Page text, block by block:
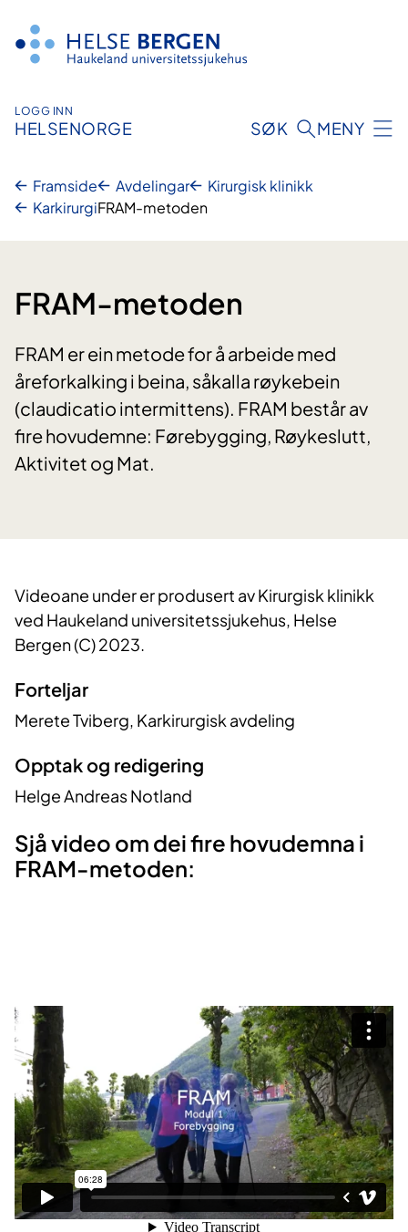
innhald
LOGG INN
HELSENORGE SØK MENY
Framside Avdelingar
Kirurgisk klinikk
KarkirurgiFRAM-metoden
FRAM-metoden
FRAM er ein metode for å arbeide med
åreforkalking i beina, såkalla røykebein
(claudicatio intermittens). FRAM består av
fire hovudemne: Førebygging, Røykeslutt,
Aktivitet og Mat.
​​Videoane under er produsert av Kirurgisk klinikk
ved Haukeland universitetssjukehus, Helse
Bergen (C) 2023.
Forteljar
Merete Tviberg, Karkirurgisk avdeling
Opptak og redigering
Helge Andreas Notland
Sjå video om dei fire hovudemna i
FRAM-metoden: